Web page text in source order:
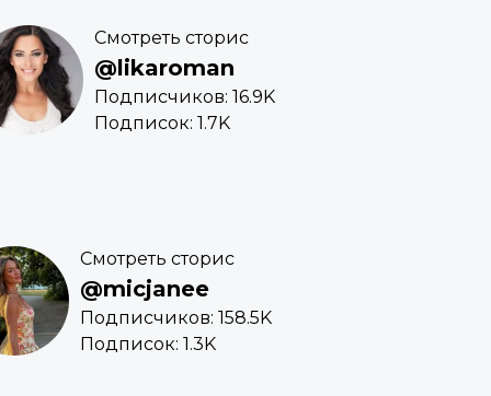
Смотреть сторис
@likaroman
Подписчиков: 16.9K
Подписок: 1.7K
Смотреть сторис
@micjanee
Подписчиков: 158.5K
Подписок: 1.3K